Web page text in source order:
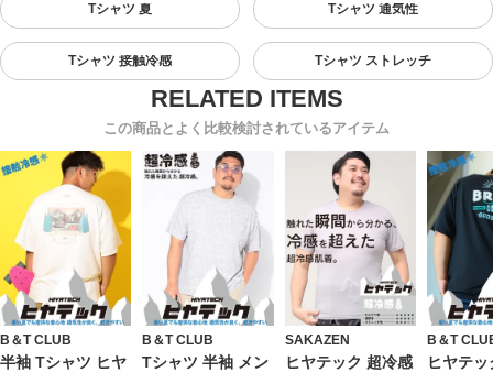
Tシャツ 夏 Tシャツ 通気性
Tシャツ 接触冷感 Tシャツ ストレッチ
この商品とよく比較検討されているアイテム
B＆T CLUB
半袖 Tシャツ ヒヤ
B＆T CLUB
Tシャツ 半袖 メン
SAKAZEN
ヒヤテック 超冷感
B＆T
ヒヤテ